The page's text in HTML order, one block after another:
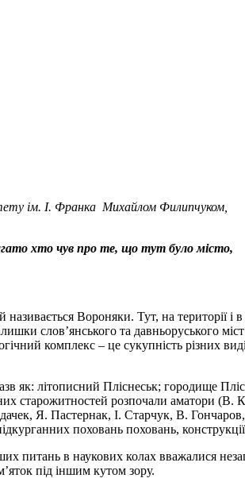
ім. І. Франка Михайлом Филипчуком,
хто чув про те, що тут було місто,
Вороняки. Тут, на території і в
слов’янського та давньоруського міст
комплекс – це сукупність різних
як: літописний Пліснеськ; городище
старожитностей розпочали аматори
Я. Пастернак, І. Старчук, В.
поховань поховань,
питань в наукових колах вважалися
під іншим кутом зору.